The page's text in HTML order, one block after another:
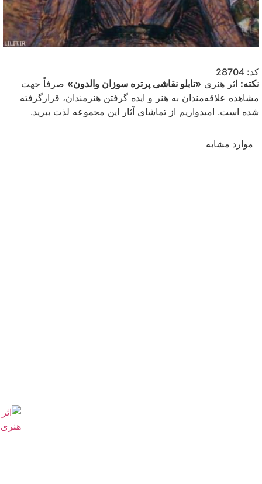
کد: 28704
نکته: اثر هنری «تابلو نقاشی پرتره سوزان والدون» صرفاً جهت
مشاهده علاقه‌مندان به هنر و ایده گرفتن هنرمندان، قرارگرفته
شده است. امیدواریم از تماشای آثار این مجموعه لذت ببرید.
موارد مشابه